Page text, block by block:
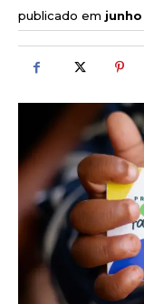
publicado em junho